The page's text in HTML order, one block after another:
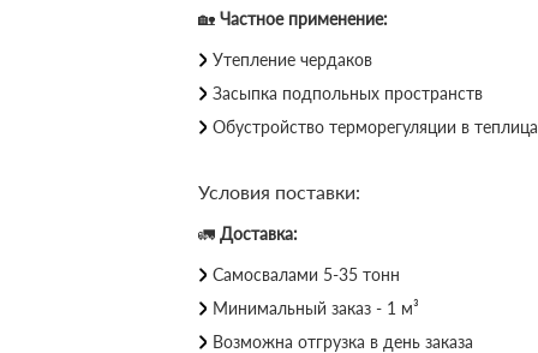
🏡 Частное применение:
Утепление чердаков
Засыпка подпольных пространств
Обустройство терморегуляции в
Условия поставки:
🚛 Доставка:
Самосвалами 5-35 тонн
Минимальный заказ - 1 м³
Возможна отгрузка в день заказа